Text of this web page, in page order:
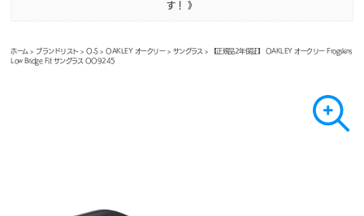
す！ 》
ホーム >ブランドリスト >O-S>OAKLEY オークリー> サングラス > 【正規品2年保証】 OAKLEY オークリー Frogskins
Low Bridge Fit サングラス OO9245